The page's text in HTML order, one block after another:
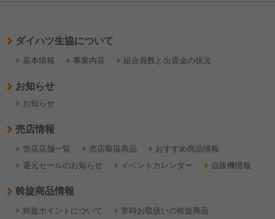
ダイハツ生協について
基本情報 事業内容 組合員数と出資金の状況
お知らせ
お知らせ
売店情報
売店店舗一覧 売店取扱商品
おすすめ商品情報
還元セールのお知らせ
イベントカレンダー 自販機情報
斡旋商品情報
斡旋ポイントについて
常時お取扱いの斡旋商品